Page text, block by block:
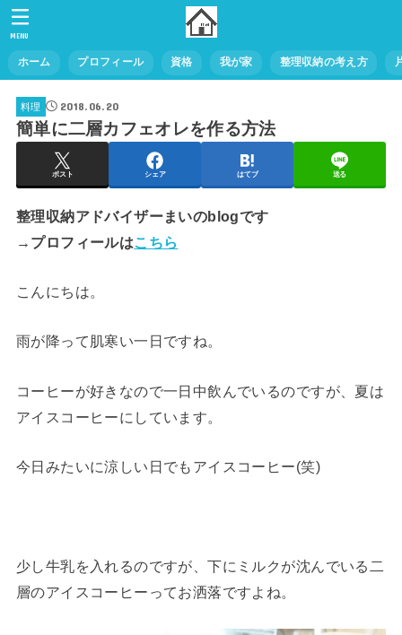
ホーム プロフィール 資格 我が家 整理収納の考え方
MENU
料理 2018.06.20
簡単に二層カフェオレを作る方法
ポスト シェア はてブ 送る
整理収納アドバイザーまいのblogです
→プロフィールはこちら
こんにちは。
雨が降って肌寒い一日ですね。
コーヒーが好きなので一日中飲んでいるのですが、夏は
アイスコーヒーにしています。
今日みたいに涼しい日でもアイスコーヒー(笑)
少し牛乳を入れるのですが、下にミルクが沈んでいる二
層のアイスコーヒーってお洒落ですよね。